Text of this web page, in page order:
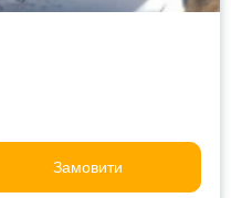
Замовити